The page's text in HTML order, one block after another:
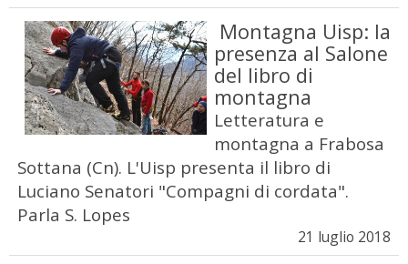
Montagna Uisp: la
presenza al Salone
del libro di
montagna
Letteratura e
montagna a Frabosa
Sottana (Cn). L'Uisp presenta il libro di
Luciano Senatori "Compagni di cordata".
Parla S. Lopes
21 luglio 2018